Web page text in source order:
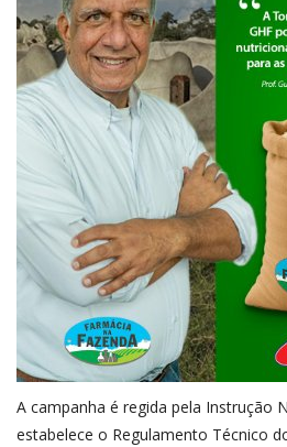
A campanha é regida pela Instrução
estabelece o Regulamento Técnico